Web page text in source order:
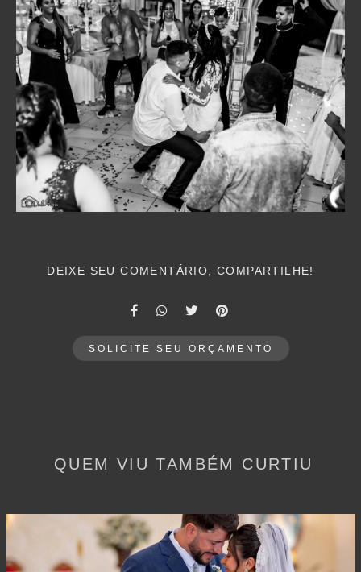
DEIXE SEU COMENTÁRIO, COMPARTILHE!
SOLICITE SEU ORÇAMENTO
QUEM VIU TAMBÉM CURTIU